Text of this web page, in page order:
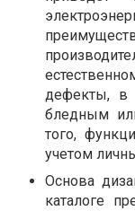
дефекты, в
бледным
того,
учетом
Основа
каталоге